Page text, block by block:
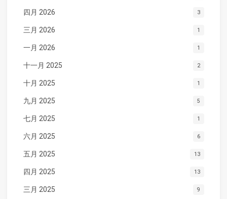
四月 2026 3
三月 2026 1
一月 2026 1
十一月 2025 2
十月 2025 1
九月 2025 5
七月 2025 1
六月 2025 6
五月 2025 13
四月 2025 13
三月 2025 9